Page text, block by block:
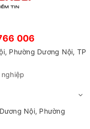
006
Phường Dương Nội, TP
Nội, Phường